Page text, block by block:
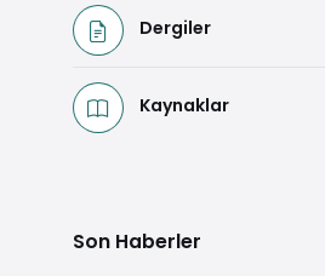
Dergiler
Kaynaklar
Son Haberler